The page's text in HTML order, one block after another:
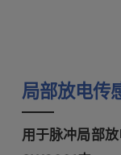
局部放电
用于脉冲局部